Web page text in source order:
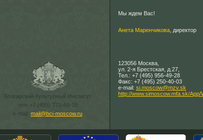
Болгарский Культурный Институт
тел. +7 (495) 771-60-18
e-mail: mail@bci-moscow.ru
Мы ждем Вас!
Анета Маренчикова , директор
123056 Москва,
ул. 2-я Брестская, д.27,
Тел.: +7 (495) 956-49-28
Факс: +7 (495) 250-40-03
e-mail: si.moscow@mzv.sk
http://www.simoscow.mfa.sk/